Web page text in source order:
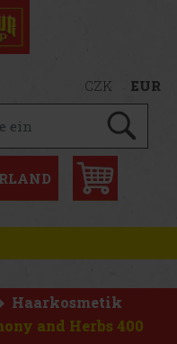
CZK EUR
Haarkosmetik
and Herbs 400